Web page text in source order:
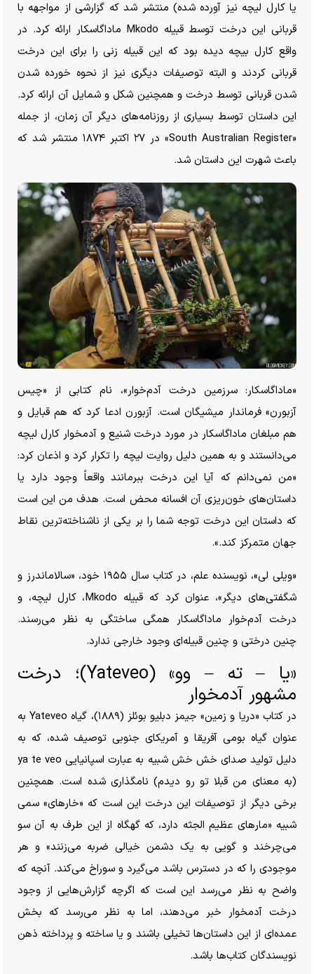
یا کارل لیچه نیز آورده شده) منتشر شد که گزارشی از مواجهه با
قربانی این درخت توسط قبیله Mkodo ماداگاسکار ارائه کرد. در
واقع کارل بیچه دیده بود که این قبیله زنی را برای این درخت
قربانی کردند و البته توصیفات دیگری نیز از نحوه خورده شدن
شدن قربانی توسط درخت و همچنین شکل و شمایل آن ارائه کرد.
این داستان توسط بسیاری از روزنامه‌های دیگر آن زمان، از جمله
«South Australian Register» در ۲۷ اکتبر ۱۸۷۴ منتشر شد که
باعث شهرت این داستان شد.
«ماداگاسکار: سرزمین درخت آدم‌خوار»، نام کتابی از «چیس
آزبورن» فرماندار میشیگان است. آزبورن ادعا کرد که هم قبایل و
هم مبلغان ماداگاسکار در مورد درخت شنیع و آدمخوار کارل لیچه
می‌دانستند و به همین دلیل روایت لیچه را تکرار کرد و اذعان کرد:
«من نمی‌دانم که آیا این درخت ببرمانند واقعاً وجود دارد یا
داستان‌های خون‌ریزی آن افسانه محض است. هدف من این است
که داستان این درخت توجه شما را بر یکی از ناشناخته‌ترین نقاط
جهان متمرکز کند.».
«ویلی لی»، نویسنده علم، در کتاب سال ۱۹۵۵ خود، «سالاماندرز و
شگفتی‌های دیگر»، عنوان کرد که قبیله Mkodo، کارل لیچه، و
درخت آدم‌خوار ماداگاسکار همگی ساختگی به نظر می‌رسند.
چنین درختی و چنین قبیله‌ای وجود خارجی ندارد.
«یا – ته – وو» (Yateveo)؛ درخت
مشهور آدمخوار
در کتاب «دریا و زمین» جیمز دبلیو بوئلز (۱۸۸۹)، گیاه Yateveo به
عنوان گیاه بومی آفریقا و آمریکای جنوبی توصیف شده، که به
دلیل تولید صدای خش خش شبیه به عبارت اسپانیایی ya te veo
(به معنای من قبلا تو رو دیدم) نامگذاری شده است. همچنین
برخی دیگر از توصیفات این درخت این است که «خارهای» سمی
شبیه «مار‌های عظیم الجثه دارد، که گهگاه از این طرف به آن سو
می‌چرخند و گویی به یک دشمن خیالی ضربه می‌زنند» و هر
موجودی را که در دسترس باشد می‌گیرد و سوراخ می‌کند. آنچه که
واضح به نظر می‌رسد این است که اگرچه گزارش‌هایی از وجود
درخت آدمخوار خبر می‌دهند، اما به نظر می‌رسد که بخش
عمده‌ای از این داستان‌ها تخیلی باشند و یا ساخته و پرداخته ذهن
نویسندگان کتاب‌ها باشد.